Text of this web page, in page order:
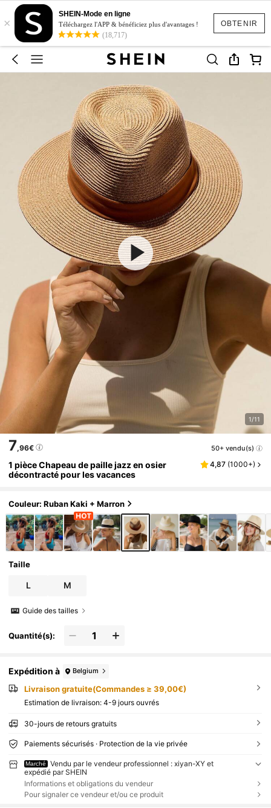
OBTENIR
×
SHEIN-Mode en ligne
Téléchargez l'APP & bénéficiez plus d'avantages !
(18,717)
1/11
7,96€ 50+ vendu(s)
1 pièce Chapeau de paille jazz en osier
décontracté pour les vacances
4,87 (1000+)
Couleur: Ruban Kaki + Marron
Taille
L M
Guide des tailles
Quantité(s):
Expédition à Belgium
Livraison gratuite(Commandes ≥ 39,00€)
Estimation de livraison: 4-9 jours ouvrés
30-jours de retours gratuits
Paiements sécurisés · Protection de la vie privée
Marché
Vendu par le vendeur professionnel : xiyan-XY et
expédié par SHEIN
Informations et obligations du vendeur
Pour signaler ce vendeur et/ou ce produit